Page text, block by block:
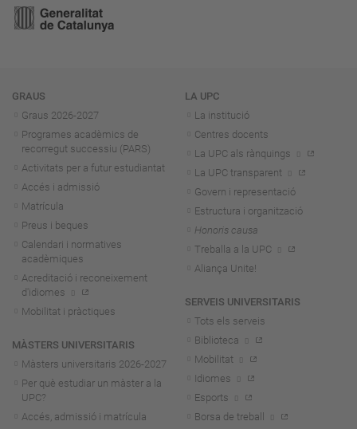
Navegació
GRAUS
Graus 2026-2027
Programes acadèmics de
recorregut successiu (PARS)
Activitats per a futur estudiantat
Accés i admissió
Matrícula
Preus i beques
Calendari i normatives
acadèmiques
Acreditació i reconeixement
d'idiomes
Mobilitat i pràctiques
MÀSTERS UNIVERSITARIS
Màsters universitaris 2026-2027
Per què estudiar un màster a la
UPC?
Accés, admissió i matrícula
LA UPC
La institució
Centres docents
La UPC als rànquings
La UPC transparent
Govern i representació
Estructura i organització
Honoris causa
Treballa a la UPC
Aliança Unite!
SERVEIS UNIVERSITARIS
Tots els serveis
Biblioteca
Mobilitat
Idiomes
Esports
Borsa de treball